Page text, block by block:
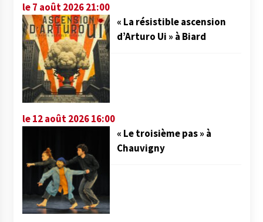
le 7 août 2026 21:00
« La résistible ascension
d’Arturo Ui » à Biard
le 12 août 2026 16:00
« Le troisième pas » à
Chauvigny